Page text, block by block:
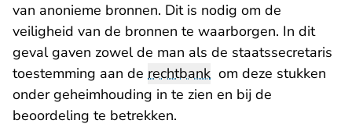
van anonieme bronnen. Dit is nodig om de
veiligheid van de bronnen te waarborgen. In dit
geval gaven zowel de man als de staatssecretaris
toestemming aan de rechtbank om deze stukken
onder geheimhouding in te zien en bij de
beoordeling te betrekken.